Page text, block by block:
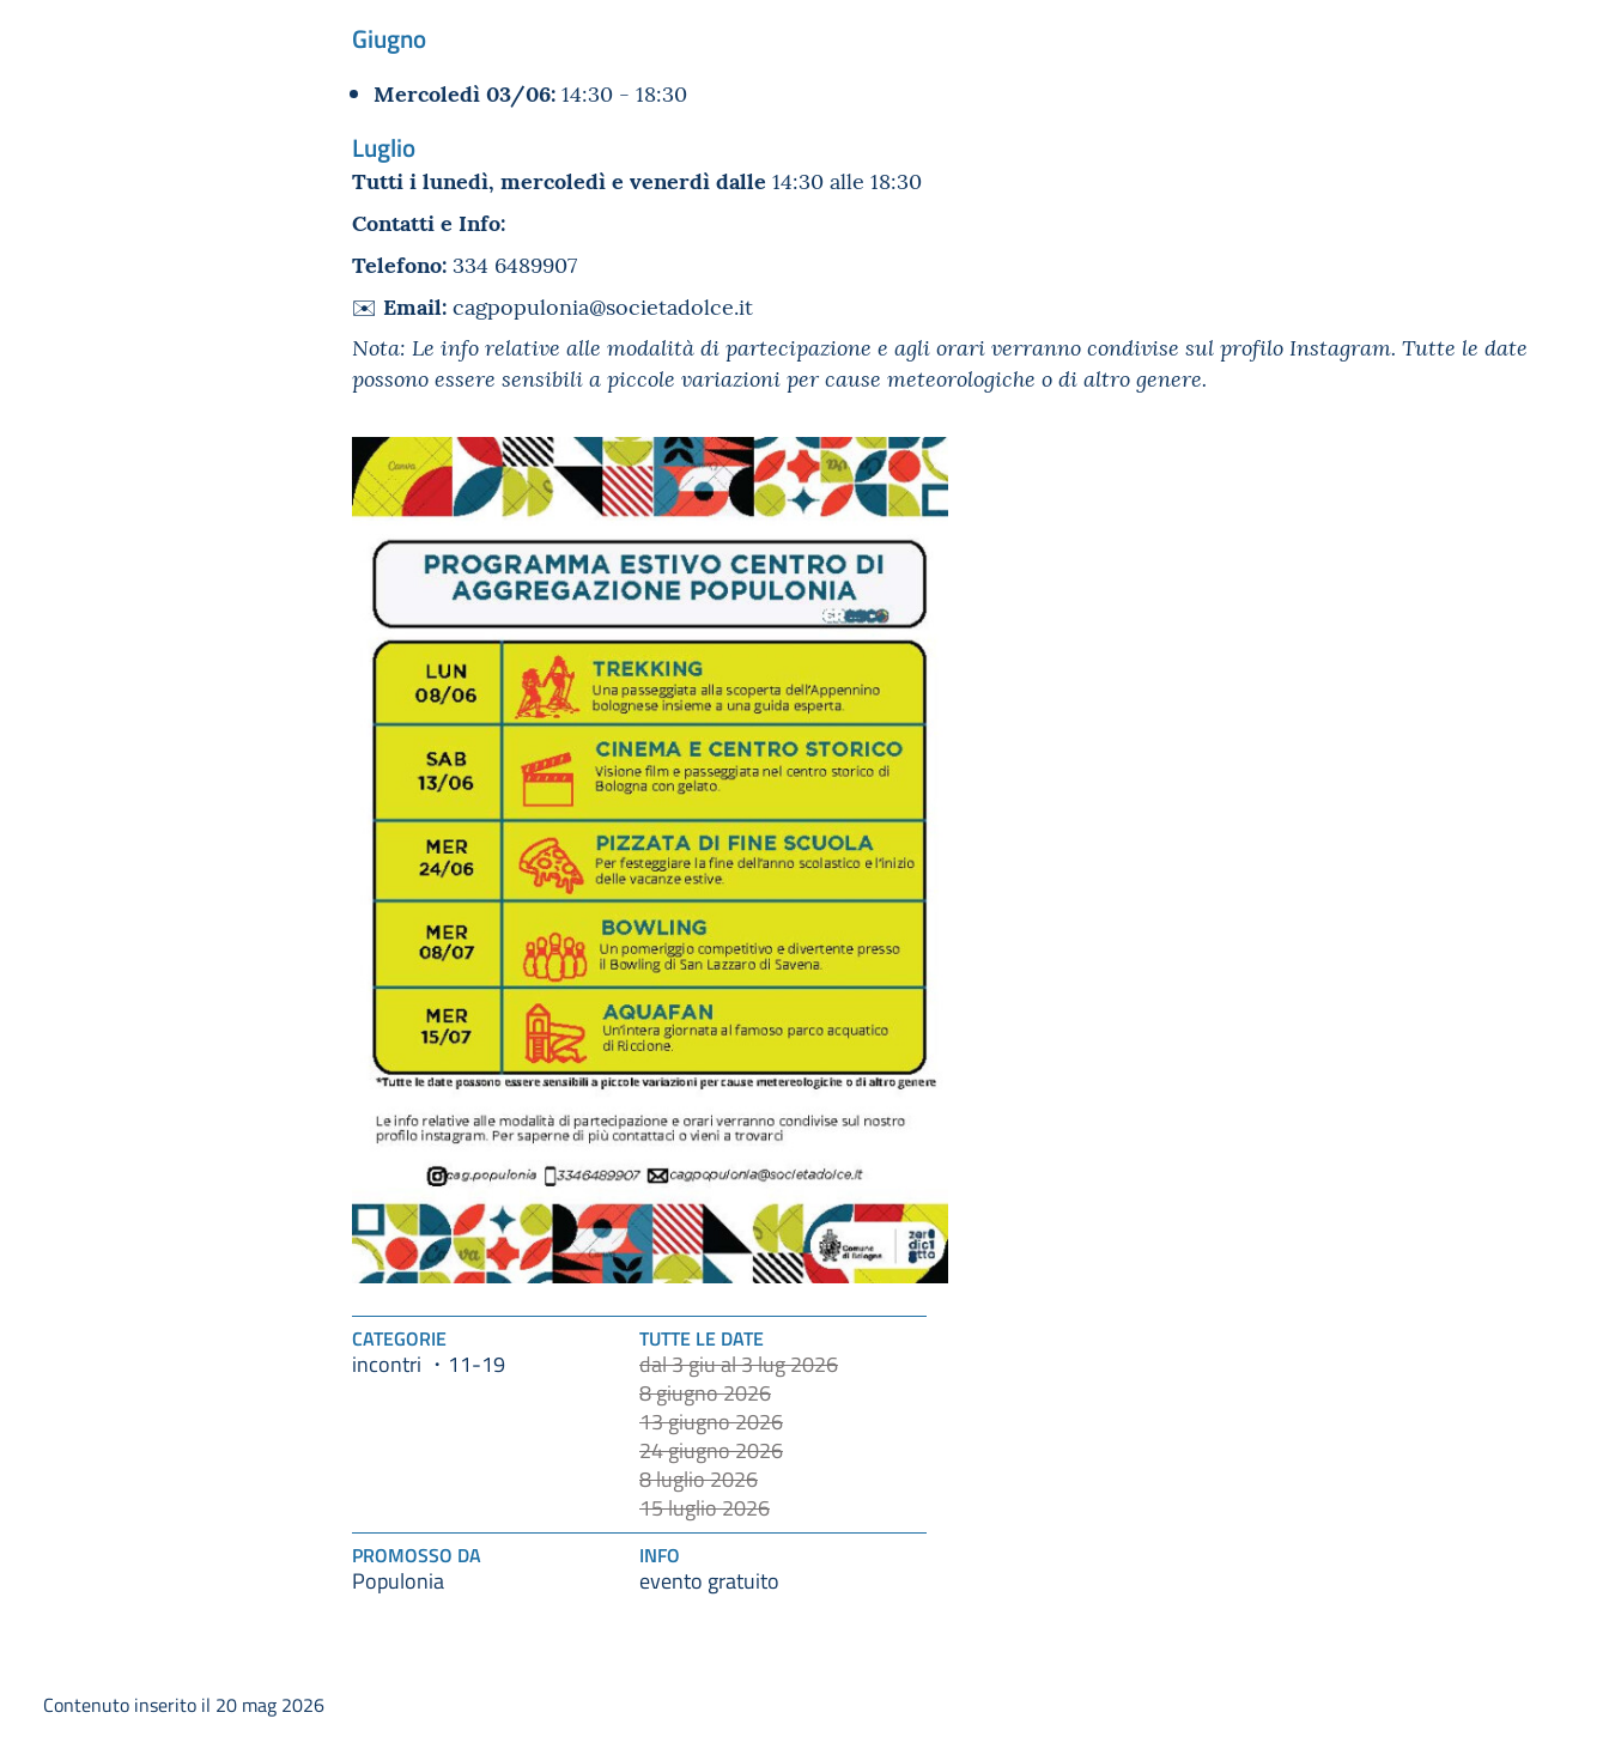
Giugno
Mercoledì 03/06: 14:30 - 18:30
Luglio
Tutti i lunedì, mercoledì e venerdì dalle 14:30 alle 18:30
Contatti e Info:
Telefono: 334 6489907
✉️ Email: cagpopulonia@societadolce.it
Nota: Le info relative alle modalità di partecipazione e agli orari verranno condivise sul profilo Instagram. Tutte le date
possono essere sensibili a piccole variazioni per cause meteorologiche o di altro genere.
CATEGORIE
incontri 11-19
TUTTE LE DATE
dal 3 giu al 3 lug 2026
8 giugno 2026
13 giugno 2026
24 giugno 2026
8 luglio 2026
15 luglio 2026
PROMOSSO DA
Populonia
INFO
evento gratuito
Contenuto inserito il 20 mag 2026